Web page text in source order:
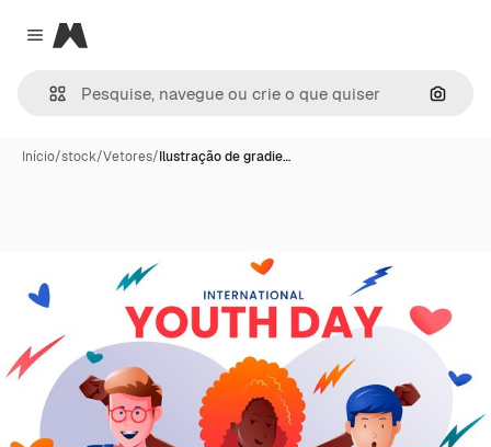
Close menu
Magnific
Início/stock/Vetores/Ilustração de gradie…